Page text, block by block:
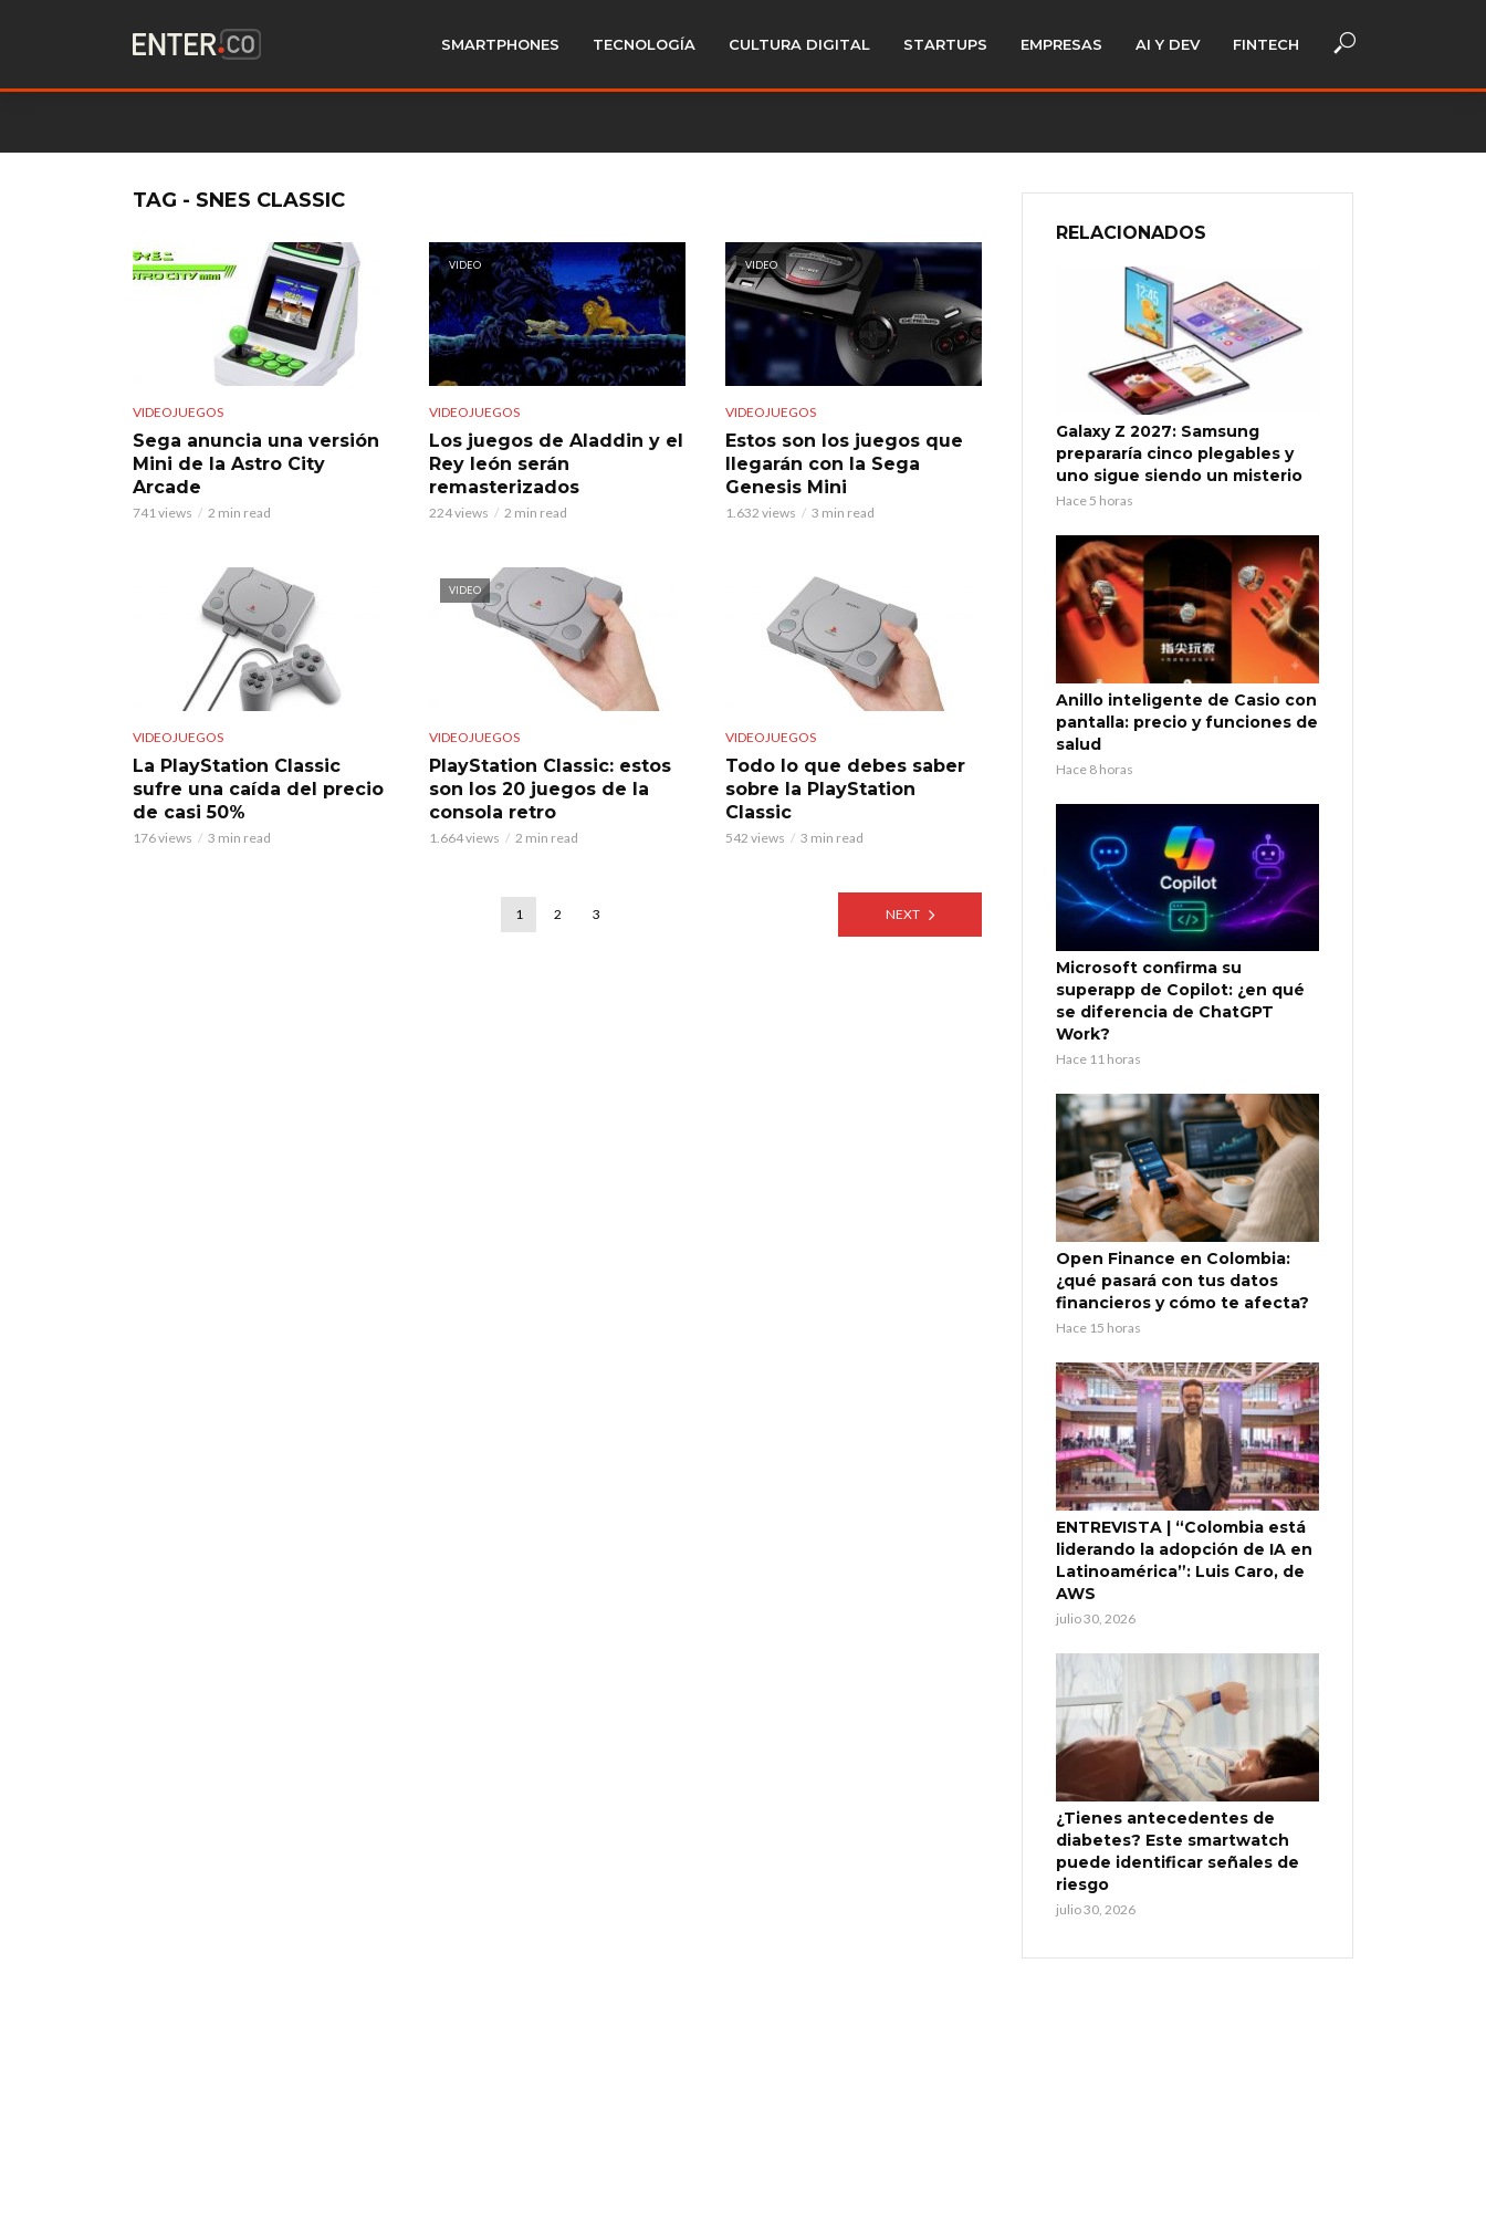
SMARTPHONES TECNOLOGÍA CULTURA DIGITAL STARTUPS EMPRESAS AI Y DEV FINTECH
TAG - SNES CLASSIC
VIDEOJUEGOS
Sega anuncia una versión
Mini de la Astro City
Arcade
741 views 2 min read
VIDEO
VIDEOJUEGOS
Los juegos de Aladdin y el
Rey león serán
remasterizados
224 views 2 min read
VIDEO
VIDEOJUEGOS
Estos son los juegos que
llegarán con la Sega
Genesis Mini
1.632 views 3 min read
VIDEOJUEGOS
La PlayStation Classic
sufre una caída del precio
de casi 50%
176 views 3 min read
VIDEO
VIDEOJUEGOS
PlayStation Classic: estos
son los 20 juegos de la
consola retro
1.664 views 2 min read
VIDEOJUEGOS
Todo lo que debes saber
sobre la PlayStation
Classic
542 views 3 min read
1 2 3 NEXT
RELACIONADOS
Galaxy Z 2027: Samsung
prepararía cinco plegables y
uno sigue siendo un misterio
Hace 5 horas
Anillo inteligente de Casio con
pantalla: precio y funciones de
salud
Hace 8 horas
Microsoft confirma su
superapp de Copilot: ¿en qué
se diferencia de ChatGPT
Work?
Hace 11 horas
Open Finance en Colombia:
¿qué pasará con tus datos
financieros y cómo te afecta?
Hace 15 horas
ENTREVISTA | “Colombia está
liderando la adopción de IA en
Latinoamérica”: Luis Caro, de
AWS
julio 30, 2026
¿Tienes antecedentes de
diabetes? Este smartwatch
puede identificar señales de
riesgo
julio 30, 2026